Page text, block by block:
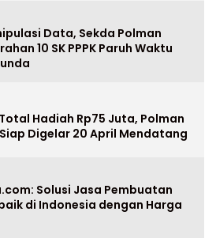
Data, Sekda Polman
10 SK PPPK Paruh Waktu
Hadiah Rp75 Juta, Polman
Digelar 20 April Mendatang
Solusi Jasa Pembuatan
di Indonesia dengan Harga